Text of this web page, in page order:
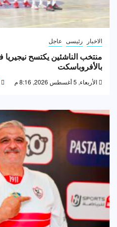
الاخبار رئيسى عاجل
منتخب الناشئين يكتسح نيجيريا
بالأفروباسكت
الأربعاء, 5 أغسطس 2026, 8:16 م